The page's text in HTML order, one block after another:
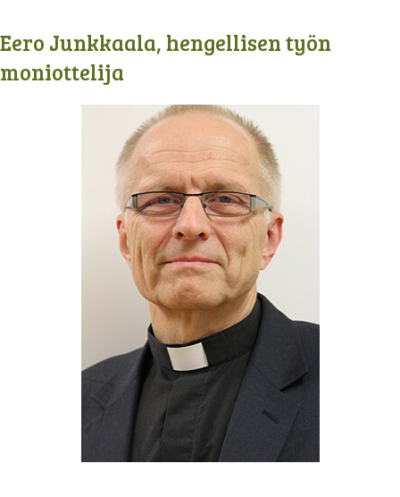
Eero Junkkaala, hengellisen työn
moniottelija